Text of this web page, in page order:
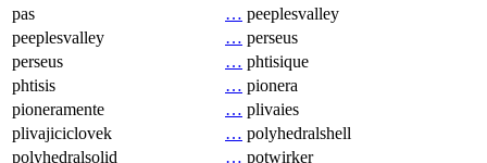
pas
… peeplesvalley
peeplesvalley
… perseus
perseus
… phtisique
phtisis
… pionera
pioneramente
… plivaies
plivajiciclovek
… polyhedralshell
polyhedralsolid
… potwirker